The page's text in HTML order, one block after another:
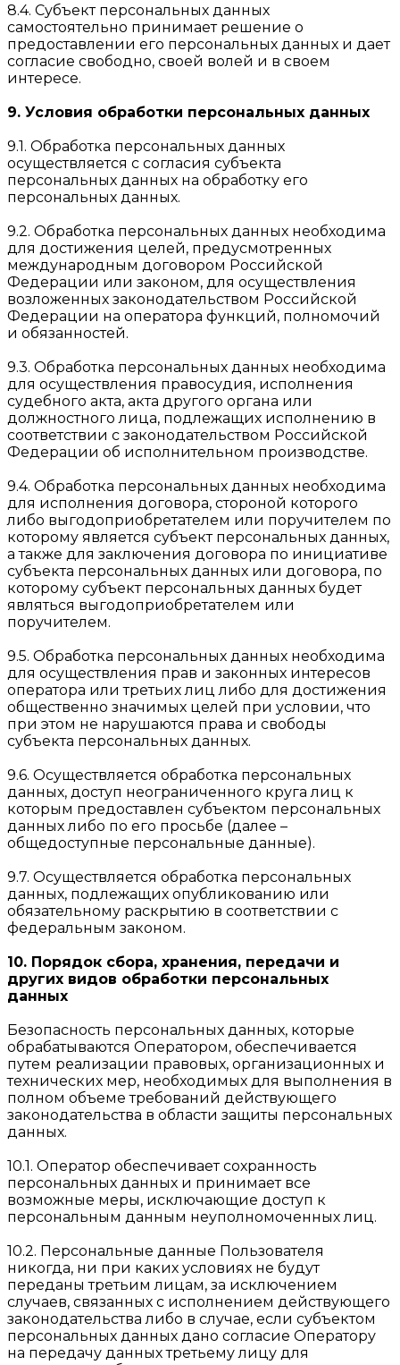
8.4. Субъект персональных данных
самостоятельно принимает решение о
предоставлении его персональных данных и дает
согласие свободно, своей волей и в своем
интересе.
9. Условия обработки персональных данных
9.1. Обработка персональных данных
осуществляется с согласия субъекта
персональных данных на обработку его
персональных данных.
9.2. Обработка персональных данных необходима
для достижения целей, предусмотренных
международным договором Российской
Федерации или законом, для осуществления
возложенных законодательством Российской
Федерации на оператора функций, полномочий
и обязанностей.
9.3. Обработка персональных данных необходима
для осуществления правосудия, исполнения
судебного акта, акта другого органа или
должностного лица, подлежащих исполнению в
соответствии с законодательством Российской
Федерации об исполнительном производстве.
9.4. Обработка персональных данных необходима
для исполнения договора, стороной которого
либо выгодоприобретателем или поручителем по
которому является субъект персональных данных,
а также для заключения договора по инициативе
субъекта персональных данных или договора, по
которому субъект персональных данных будет
являться выгодоприобретателем или
поручителем.
9.5. Обработка персональных данных необходима
для осуществления прав и законных интересов
оператора или третьих лиц либо для достижения
общественно значимых целей при условии, что
при этом не нарушаются права и свободы
субъекта персональных данных.
9.6. Осуществляется обработка персональных
данных, доступ неограниченного круга лиц к
которым предоставлен субъектом персональных
данных либо по его просьбе (далее –
общедоступные персональные данные).
9.7. Осуществляется обработка персональных
данных, подлежащих опубликованию или
обязательному раскрытию в соответствии с
федеральным законом.
10. Порядок сбора, хранения, передачи и
других видов обработки персональных
данных
Безопасность персональных данных, которые
обрабатываются Оператором, обеспечивается
путем реализации правовых, организационных и
технических мер, необходимых для выполнения в
полном объеме требований действующего
законодательства в области защиты персональных
данных.
10.1. Оператор обеспечивает сохранность
персональных данных и принимает все
возможные меры, исключающие доступ к
персональным данным неуполномоченных лиц.
10.2. Персональные данные Пользователя
никогда, ни при каких условиях не будут
переданы третьим лицам, за исключением
случаев, связанных с исполнением действующего
законодательства либо в случае, если субъектом
персональных данных дано согласие Оператору
на передачу данных третьему лицу для